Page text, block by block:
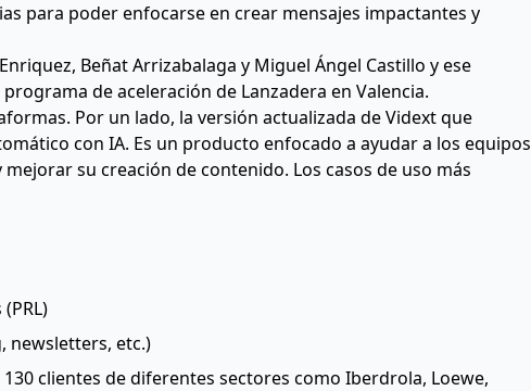
para poder enfocarse en crear mensajes impactantes y
Beñat Arrizabalaga y Miguel Ángel Castillo y ese
de aceleración de Lanzadera en Valencia.
Por un lado, la versión actualizada de Vidext que
con IA. Es un producto enfocado a ayudar a los equipos
su creación de contenido. Los casos de uso más
newsletters, etc.)
clientes de diferentes sectores como Iberdrola, Loewe,